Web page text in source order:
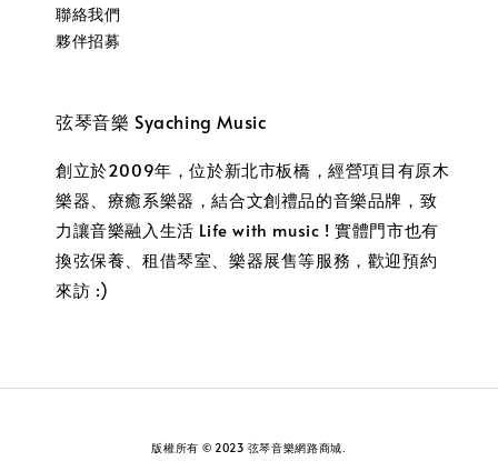
聯絡我們
夥伴招募
弦琴音樂 Syaching Music
創立於2009年，位於新北市板橋，經營項目有原木
樂器、療癒系樂器，結合文創禮品的音樂品牌，致
力讓音樂融入生活 Life with music ! 實體門市也有
換弦保養、租借琴室、樂器展售等服務，歡迎預約
來訪 :)
版權所有 © 2023 弦琴音樂網路商城.